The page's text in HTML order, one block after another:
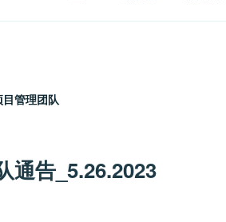
管理团队
通告_5.26.2023